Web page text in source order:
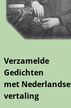
Verzamelde
Gedichten
met Nederlandse
vertaling